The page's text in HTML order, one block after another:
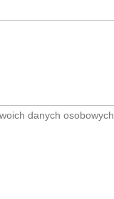
danych osobowych